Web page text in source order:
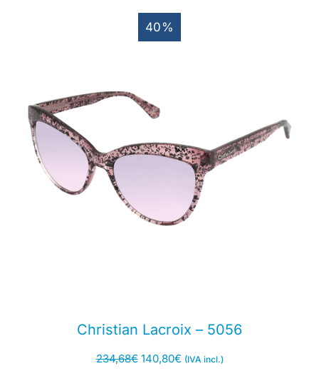
40%
Christian Lacroix – 5056
234,68€ 140,80€ (IVA incl.)